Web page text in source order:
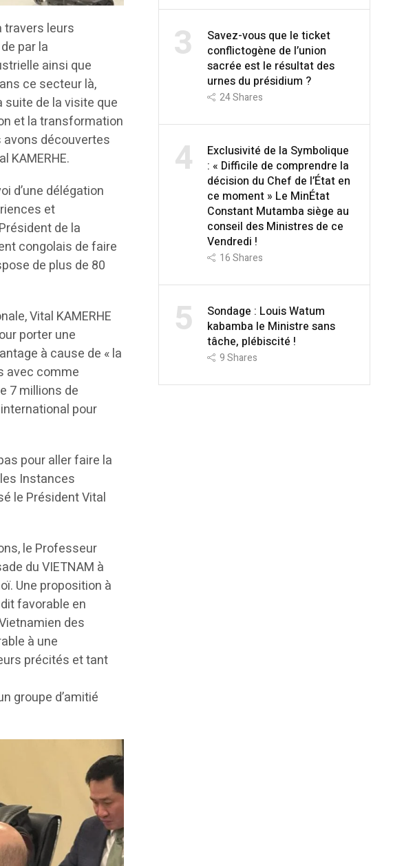
travers leurs
par la
ainsi que
ce secteur là,
suite de la visite que
et la transformation
avons découvertes
KAMERHE.
d’une délégation
et
de la
congolais de faire
de plus de 80
Vital KAMERHE
porter une
à cause de « la
avec comme
7 millions de
pour
pour aller faire la
Instances
le Président Vital
le Professeur
du VIETNAM à
Une proposition à
favorable en
des
à une
précités et tant
groupe d’amitié
3
Savez-vous que le ticket
conflictogène de l’union
sacrée est le résultat des
urnes du présidium ?
24Shares
4
Exclusivité de la Symbolique
: « Difficile de comprendre la
décision du Chef de l’État en
ce moment » Le MinÉtat
Constant Mutamba siège au
conseil des Ministres de ce
Vendredi !
16Shares
5
Sondage : Louis Watum
kabamba le Ministre sans
tâche, plébiscité !
9Shares